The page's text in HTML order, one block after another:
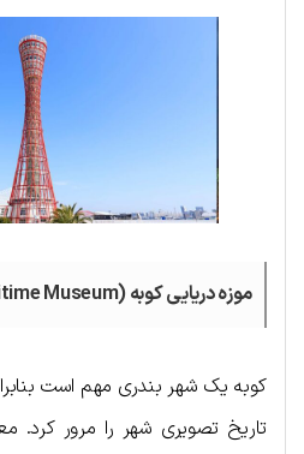
موزه دریایی کوبه (Kobe Maritime Museum)
کوبه یک شهر بندری مهم است
تاریخ تصویری شهر را مرور کرد.